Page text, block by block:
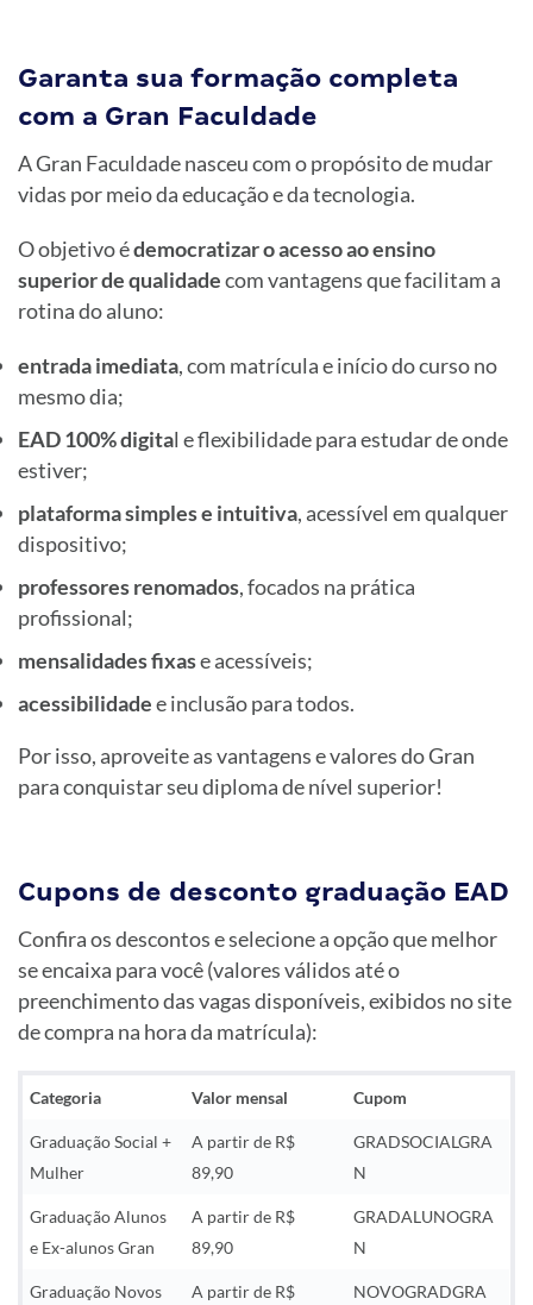
Garanta sua formação completa
com a Gran Faculdade
A Gran Faculdade nasceu com o propósito de mudar
vidas por meio da educação e da tecnologia.
O objetivo édemocratizar o acesso ao ensino
superior de qualidadecom vantagens que facilitam a
rotina do aluno:
entrada imediata, com matrícula e início do curso no
mesmo dia;
EAD 100% digital e flexibilidade para estudar de onde
estiver;
plataforma simples e intuitiva, acessível em qualquer
dispositivo;
professores renomados, focados na prática
profissional;
mensalidades fixase acessíveis;
acessibilidadee inclusão para todos.
Por isso, aproveite as vantagens e valores do Gran
para conquistar seu diploma de nível superior!
Cupons de desconto graduação EAD
Confira os descontos e selecione a opção que melhor
se encaixa para você (valores válidos até o
preenchimento das vagas disponíveis, exibidos no site
de compra na hora da matrícula):
Categoria Valor mensal Cupom
Graduação Social +
Mulher
A partir de R$
89,90
GRADSOCIALGRA
N
Graduação Alunos
e Ex-alunos Gran
A partir de R$
89,90
GRADALUNOGRA
N
Graduação Novos A partir de R$ NOVOGRADGRA